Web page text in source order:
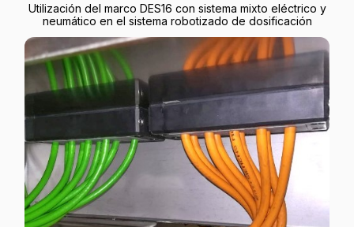
Utilización del marco DES16 con sistema mixto eléctrico y
neumático en el sistema robotizado de dosificación